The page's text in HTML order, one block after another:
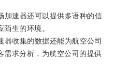
速器还可以提供多语种的信
生的环境。
收集的数据还能为航空公司
需求分析，为航空公司的提供